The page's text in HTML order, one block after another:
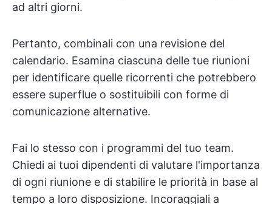
ad altri giorni.
Pertanto, combinali con una revisione del
calendario. Esamina ciascuna delle tue riunioni
per identificare quelle ricorrenti che potrebbero
essere superflue o sostituibili con forme di
comunicazione alternative.
Fai lo stesso con i programmi del tuo team.
Chiedi ai tuoi dipendenti di valutare l'importanza
di ogni riunione e di stabilire le priorità in base al
tempo a loro disposizione. Incoraggiali a